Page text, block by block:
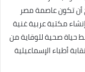
أن تكون عاصمة مصر
مكتبة عربية غنية
حياة صحية للوقاية من
أطباء الإسماعيلية